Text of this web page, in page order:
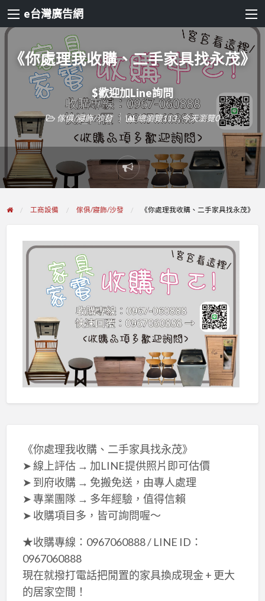
e台灣廣告網
《你處理我收購、二手家具找永茂》
$歡迎加Line詢問
傢俱/寢飾/沙發 總瀏覽113 , 今天瀏覽0
Report
problem
工商設備 傢俱/寢飾/沙發 《你處理我收購、二手家具找永茂》
《你處理我收購、二手家具找永茂》
➤ 線上評估 → 加LINE提供照片即可估價
➤ 到府收購 → 免搬免送，由專人處理
➤ 專業團隊 → 多年經驗，值得信賴
➤ 收購項目多，皆可詢問喔～
★收購專線：0967060888 / LINE ID：
0967060888
現在就撥打電話把閒置的家具換成現金 + 更大
的居家空間！